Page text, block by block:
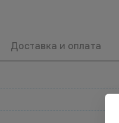
Доставка и оплата